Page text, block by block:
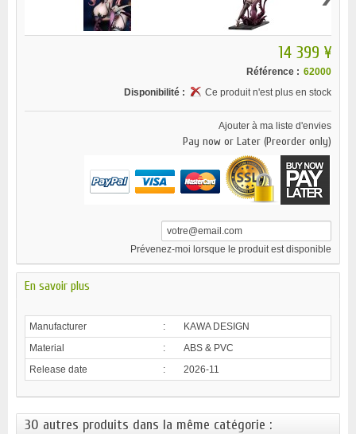
14 399 ¥
Référence : 62000
Disponibilité :
Ce produit n'est plus en stock
Ajouter à ma liste d'envies
Pay now or Later (Preorder only)
Prévenez-moi lorsque le produit est disponible
En savoir plus
Manufacturer :
KAWA DESIGN
Material
:
ABS & PVC
Release date
: 2026-11
30 autres produits dans la même catégorie :